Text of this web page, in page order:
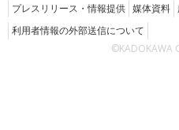
プレスリリース・情報提供 媒体資料
利用者情報の外部送信について
©KADOKAWA